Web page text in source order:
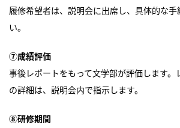
履修希望者は、説明会に出席し、具体的な
い。
⑦成績評価
事後レポートをもって文学部が評価します。
の詳細は、説明会内で指示します。
⑧研修期間